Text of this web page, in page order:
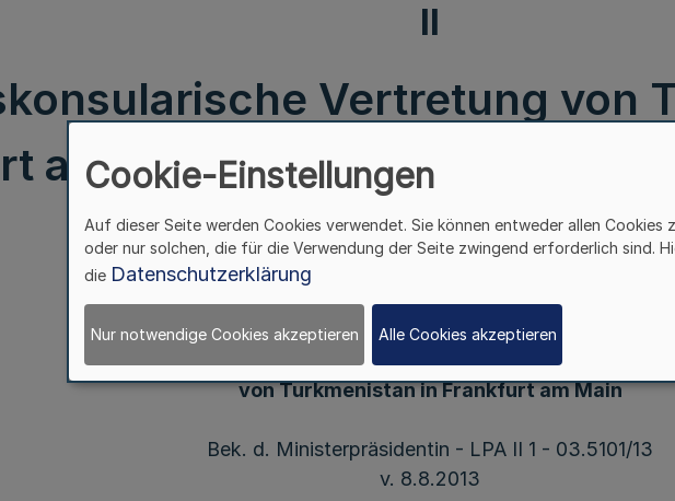
II
Vertretung von
am Main Bek. d.
03.5101/13 v. 8.8.2013
Berufskonsularische Vertretung
von Turkmenistan in Frankfurt am Main
Bek. d. Ministerpräsidentin - LPA II 1 - 03.5101/13
v. 8.8.2013
Cookie-Einstellungen
Auf dieser Seite werden Cookies verwendet. Sie können entweder allen Cookies
oder nur solchen, die für die Verwendung der Seite zwingend erforderlich sind.
die Datenschutzerklärung
Nur notwendige Cookies akzeptieren Alle Cookies akzeptieren